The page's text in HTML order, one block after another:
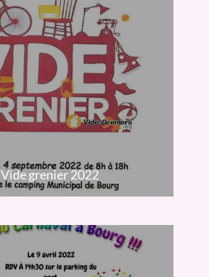
Vide grenier 2022